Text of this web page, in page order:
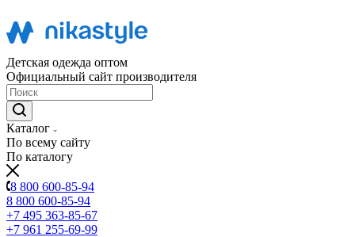
Детская одежда оптом
Официальный сайт производителя
Каталог
По всему сайту
По каталогу
8 800 600-85-94
8 800 600-85-94
+7 495 363-85-67
+7 961 255-69-99